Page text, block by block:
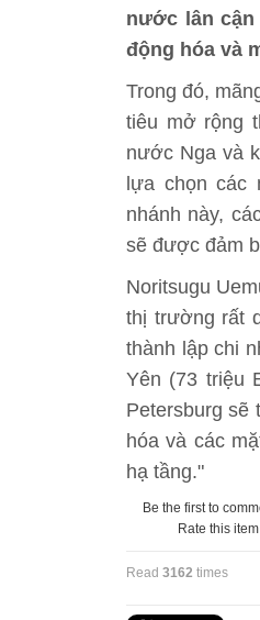
nước lân
động hóa và
Trong đó,
tiêu mở rộng
nước Nga và
lựa chọn các
nhánh này,
sẽ được đảm
Noritsugu
thị trường rất
thành lập chi
Yên (73 triệu
Petersburg sẽ
hóa và các
hạ tầng."
Be the first to
Rate this item
Read 3162 times